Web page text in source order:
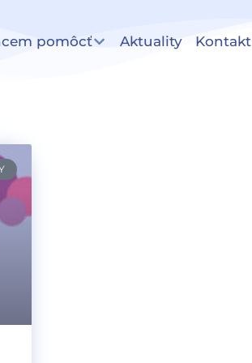
pomôcť Aktuality Kontakt